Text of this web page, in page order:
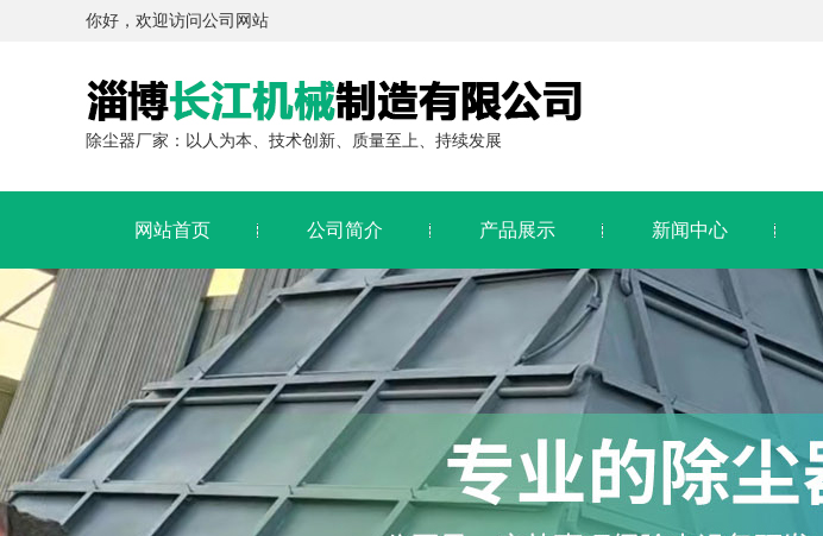
你好，欢迎访问公司网站
除尘器厂家：以人为本、技术创新、质量至上、持续发展
网站首页 公司简介 产品展示 新闻中心